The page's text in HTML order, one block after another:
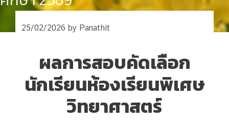
25/02/2026 by Panathit
ผลการสอบคัดเลือก
นักเรียนห้องเรียนพิเศษ
วิทยาศาสตร์